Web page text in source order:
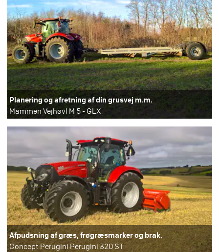
Planering og afretning af din grusvej m.m.
Mammen Vejhøvl M 5 - GLX
Afpudsning af græs, frøgræsmarker og brak.
Concept Perugini Perugini 320 ST